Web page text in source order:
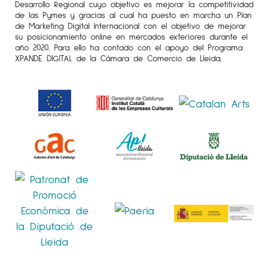
Josep M. Codina
CodinaaEspai Cavallers Gallery
Desarrollo Regional cuyo objetivo es mejorar la competitividad
de las Pymes y gracias al cual ha puesto en marcha un Plan
de Marketing Digital Internacional con el objetivo de mejorar
su posicionamiento online en mercados exteriores durante el
año 2020. Para ello ha contado con el apoyo del Programa
XPANDE DIGITAL de la Cámara de Comercio de Lleida.